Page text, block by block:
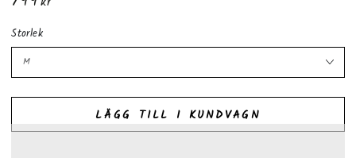
Storlek
LÄGG TILL I KUNDVAGN